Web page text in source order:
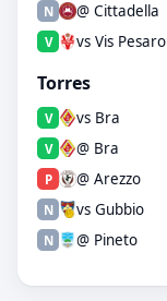
N @ Cittadella
V vs Vis Pesaro
Torres
V vs Bra
V @ Bra
P @ Arezzo
N vs Gubbio
N @ Pineto